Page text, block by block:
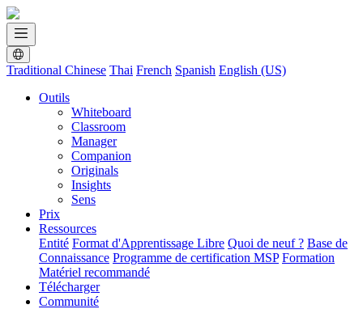
Traditional Chinese Thai French Spanish English (US)
Outils
Whiteboard
Classroom
Manager
Companion
Originals
Insights
Sens
Prix
Ressources
Entité Format d'Apprentissage Libre Quoi de neuf ? Base de
Connaissance Programme de certification MSP Formation
Matériel recommandé
Télécharger
Communité